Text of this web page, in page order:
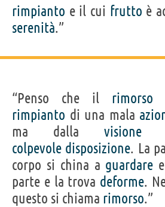
rimpianto e il cui frutto è
serenità.”
“Penso che il rimorso
rimpianto di una mala
ma dalla visione
colpevole disposizione. La
corpo si china a guardare e
parte e la trova deforme.
questo si chiama rimorso.”